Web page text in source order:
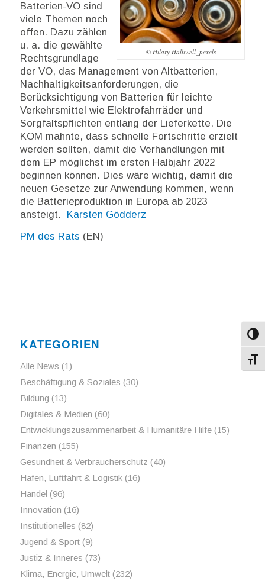
© Hilary Halliwell_pexels
Batterien-VO sind
viele Themen noch
offen. Dazu zählen
u. a. die gewählte
Rechtsgrundlage
der VO, das Management von Altbatterien,
Nachhaltigkeitsanforderungen, die
Berücksichtigung von Batterien für leichte
Verkehrsmittel wie Elektrofahrräder und
Sorgfaltspflichten entlang der Lieferkette. Die
KOM mahnte, dass schnelle Fortschritte erzielt
werden sollten, damit die Verhandlungen mit
dem EP möglichst im ersten Halbjahr 2022
beginnen können. Dies wäre wichtig, damit die
neuen Gesetze zur Anwendung kommen, wenn
die Batterieproduktion in Europa ab 2023
ansteigt.
Karsten Gödderz
PM des Rats (EN)
KATEGORIEN
Alle News (1)
Beschäftigung & Soziales (30)
Bildung (13)
Digitales & Medien (60)
Entwicklungszusammenarbeit & Humanitäre Hilfe(15)
Finanzen (155)
Gesundheit & Verbraucherschutz (40)
Hafen, Luftfahrt & Logistik(16)
Handel (96)
Innovation (16)
Institutionelles (82)
Jugend & Sport(9)
Justiz & Inneres (73)
Klima, Energie, Umwelt(232)